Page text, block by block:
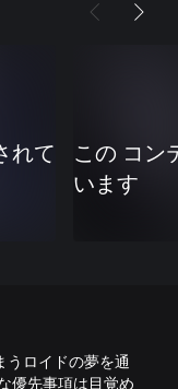
れて
この コン
います
うロイドの夢を通
優先事項は目覚め